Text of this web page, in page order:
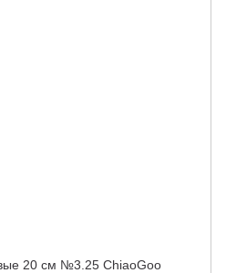
20 см №3.25 ChiaoGoo